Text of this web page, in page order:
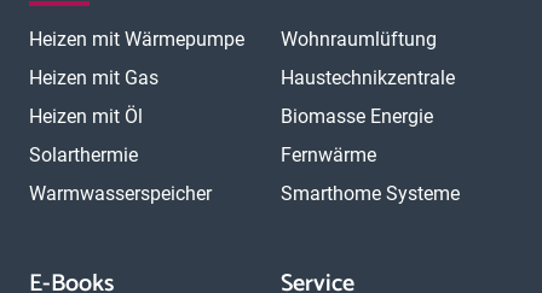
Heizen mit Wärmepumpe
Heizen mit Gas
Heizen mit Öl
Solarthermie
Warmwasserspeicher
Wohnraumlüftung
Haustechnikzentrale
Biomasse Energie
Fernwärme
Smarthome Systeme
E-Books Service